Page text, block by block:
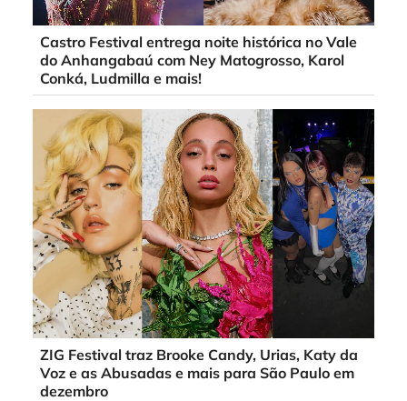
Castro Festival entrega noite histórica no Vale
do Anhangabaú com Ney Matogrosso, Karol
Conká, Ludmilla e mais!
ZIG Festival traz Brooke Candy, Urias, Katy da
Voz e as Abusadas e mais para São Paulo em
dezembro